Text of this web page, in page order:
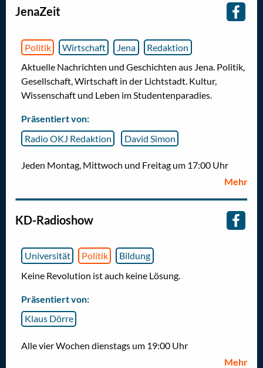
JenaZeit
Politik Wirtschaft Jena
Redaktion
Aktuelle Nachrichten und Geschichten aus Jena. Politik,
Gesellschaft, Wirtschaft in der Lichtstadt. Kultur,
Wissenschaft und Leben im Studentenparadies.
Präsentiert von:
Radio OKJ Redaktion
David Simon
Jeden Montag, Mittwoch und Freitag um 17:00 Uhr
Mehr
KD-Radioshow
Universität Politik
Bildung
Keine Revolution ist auch keine Lösung.
Präsentiert von:
Klaus Dörre
Alle vier Wochen dienstags um 19:00 Uhr
Mehr